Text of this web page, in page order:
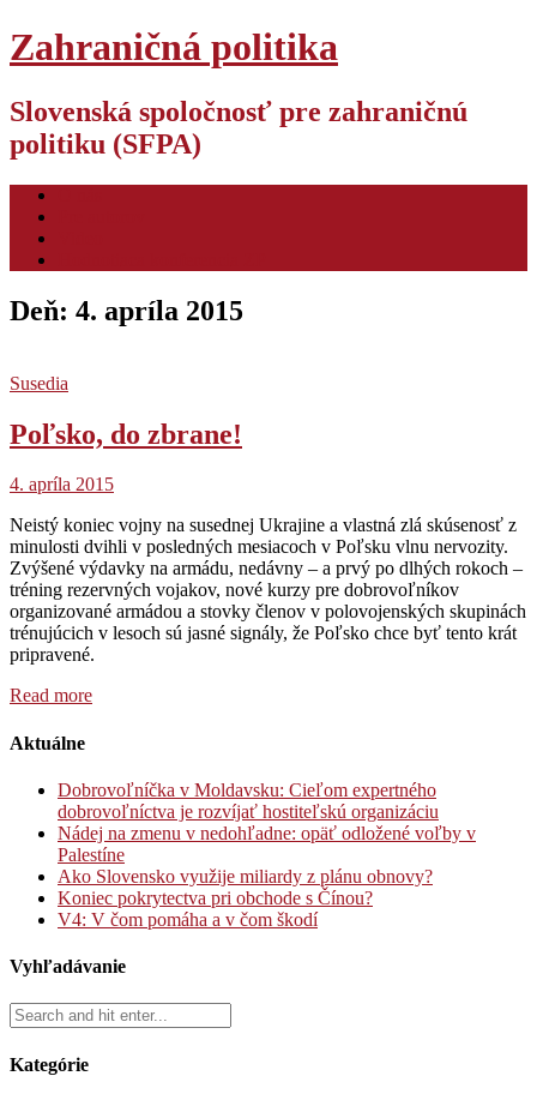
Zahraničná politika
Slovenská spoločnosť pre zahraničnú
politiku (SFPA)
Deň: 4. apríla 2015
Susedia
Poľsko, do zbrane!
4. apríla 2015
Neistý koniec vojny na susednej Ukrajine a vlastná zlá skúsenosť z
minulosti dvihli v posledných mesiacoch v Poľsku vlnu nervozity.
Zvýšené výdavky na armádu, nedávny – a prvý po dlhých rokoch –
tréning rezervných vojakov, nové kurzy pre dobrovoľníkov
organizované armádou a stovky členov v polovojenských skupinách
trénujúcich v lesoch sú jasné signály, že Poľsko chce byť tento krát
pripravené.
Read more
Aktuálne
Dobrovoľníčka v Moldavsku: Cieľom expertného
dobrovoľníctva je rozvíjať hostiteľskú organizáciu
Nádej na zmenu v nedohľadne: opäť odložené voľby v
Palestíne
Ako Slovensko využije miliardy z plánu obnovy?
Koniec pokrytectva pri obchode s Čínou?
V4: V čom pomáha a v čom škodí
Vyhľadávanie
Kategórie